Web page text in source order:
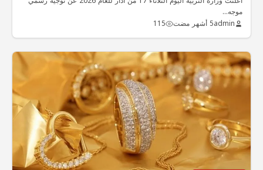
موجه…
admin5 أشهر مضت 115